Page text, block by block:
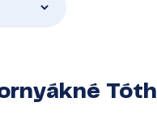
Tóth